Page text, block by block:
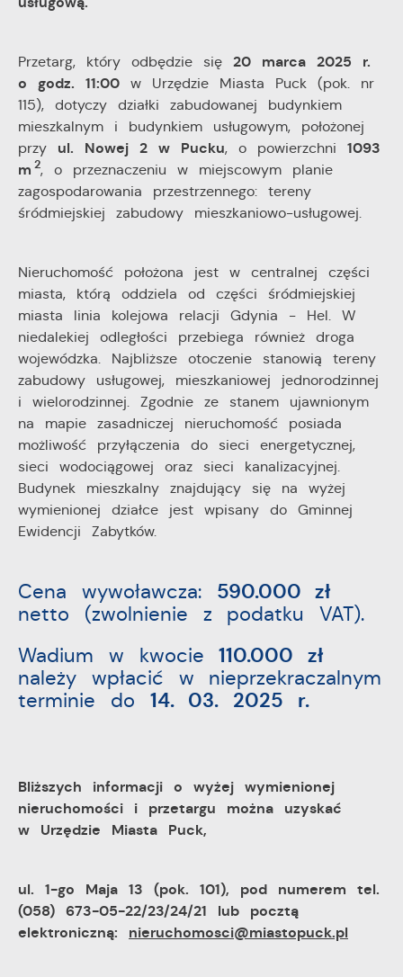
Przetarg, który odbędzie się 20 marca 2025 r.
o godz. 11:00 w Urzędzie Miasta Puck (pok. nr
115), dotyczy działki zabudowanej budynkiem
mieszkalnym i budynkiem usługowym, położonej
przy ul. Nowej 2 w Pucku, o powierzchni 1093
m 2, o przeznaczeniu w miejscowym planie
zagospodarowania przestrzennego: tereny
śródmiejskiej zabudowy mieszkaniowo-usługowej.
Nieruchomość położona jest w centralnej części
miasta, którą oddziela od części śródmiejskiej
miasta linia kolejowa relacji Gdynia - Hel. W
niedalekiej odległości przebiega również droga
wojewódzka. Najbliższe otoczenie stanowią tereny
zabudowy usługowej, mieszkaniowej jednorodzinnej
i wielorodzinnej. Zgodnie ze stanem ujawnionym
na mapie zasadniczej nieruchomość posiada
możliwość przyłączenia do sieci energetycznej,
sieci wodociągowej oraz sieci kanalizacyjnej.
Budynek mieszkalny znajdujący się na wyżej
wymienionej działce jest wpisany do Gminnej
Ewidencji Zabytków.
Cena wywoławcza: 590.000 zł
netto (zwolnienie z podatku VAT).
Wadium w kwocie110.000 zł
należy wpłacić w nieprzekraczalnym
terminie do 14. 03. 2025 r.
Bliższych informacji o wyżej wymienionej
nieruchomości i przetargu można uzyskać
w Urzędzie Miasta Puck,
ul. 1-go Maja 13 (pok. 101), pod numerem tel.
(058) 673-05-22/23/24/21 lub pocztą
elektroniczną: nieruchomosci@miastopuck.pl